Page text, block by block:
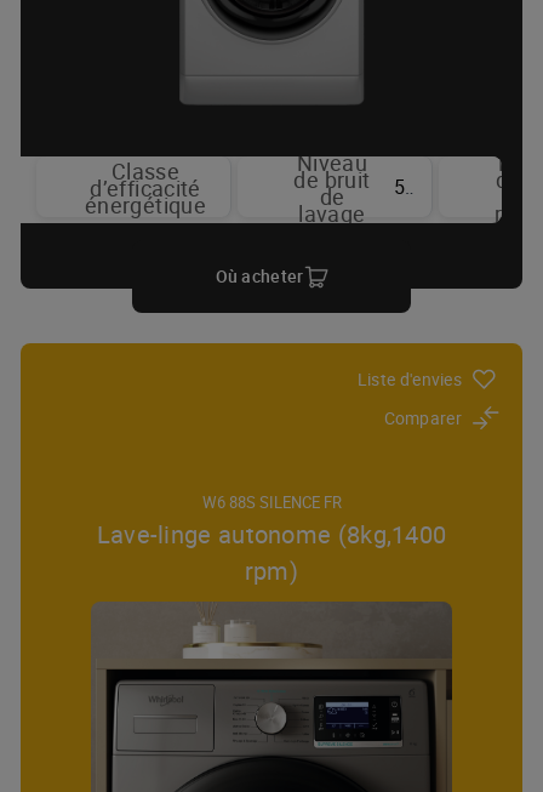
Classe
d’efficacité
énergétique
Niveau
de bruit
de
lavage
52 dBA de
Où acheter
Liste d'envies
Comparer
W6 88S SILENCE FR
Lave-linge autonome (8kg,1400
rpm)